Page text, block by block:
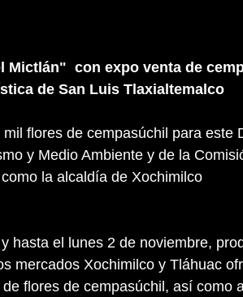
Mictlán"  con expo venta de
de San Luis Tlaxialtemalco
flores de cempasúchil para este
y Medio Ambiente y de la
la alcaldía de Xochimilco
hasta el lunes 2 de noviembre,
mercados Xochimilco y Tláhuac
flores de cempasúchil, así como